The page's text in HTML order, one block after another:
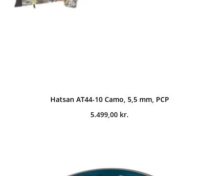
Hatsan AT44-10 Camo, 5,5 mm, PCP
5.499,00 kr.